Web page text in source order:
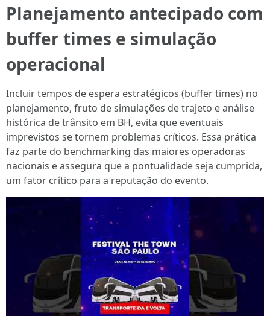
Planejamento antecipado com
buffer times e simulação
operacional
Incluir tempos de espera estratégicos (buffer times) no
planejamento, fruto de simulações de trajeto e análise
histórica de trânsito em BH, evita que eventuais
imprevistos se tornem problemas críticos. Essa prática
faz parte do benchmarking das maiores operadoras
nacionais e assegura que a pontualidade seja cumprida,
um fator crítico para a reputação do evento.